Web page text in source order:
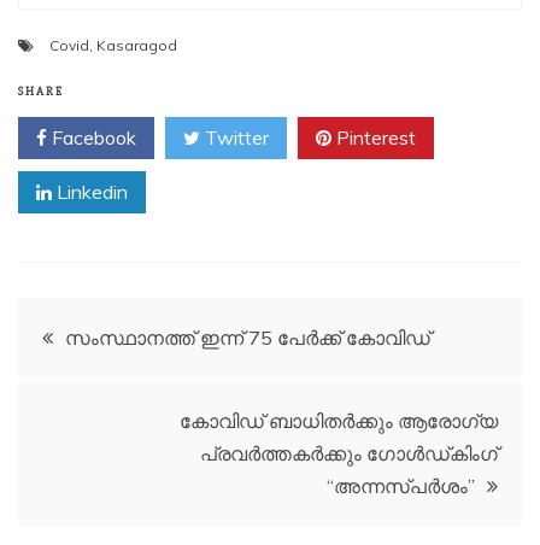
Covid, Kasaragod
SHARE
Facebook Twitter Pinterest
Linkedin
Postസംസ്ഥാനത്ത് ഇന്ന് 75 പേർക്ക് കോവിഡ്
കോവിഡ് ബാധിതർക്കും ആരോഗ്യ
പ്രവർത്തകർക്കും ഗോൾഡ്കിംഗ്
“അന്നസ്പർശം”